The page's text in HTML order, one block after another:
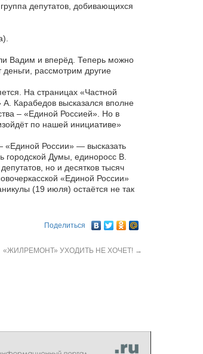
депутатов, добивающихся
Вадим и вперёд. Теперь можно
рассмотрим другие
На страницах «Частной
Карабедов высказался вполне
– «Единой Россией». Но в
по нашей инициативе»
«Единой России» — высказать
городской Думы, единоросс В.
но и десятков тысяч
«Единой России»
(19 июля) остаётся не так
Поделиться
«ЖИЛРЕМОНТ» УХОДИТЬ НЕ ХОЧЕТ! →